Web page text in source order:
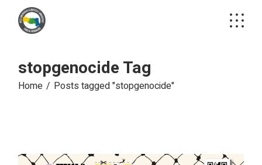
content
stopgenocide Tag
Home Posts tagged "stopgenocide"